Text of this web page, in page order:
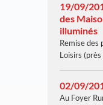
19/09/
des
illuminés
Remise des
Loisirs
02/09/
Au Foyer